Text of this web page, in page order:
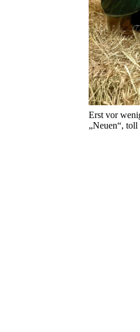
Erst vor
„Neuen“,